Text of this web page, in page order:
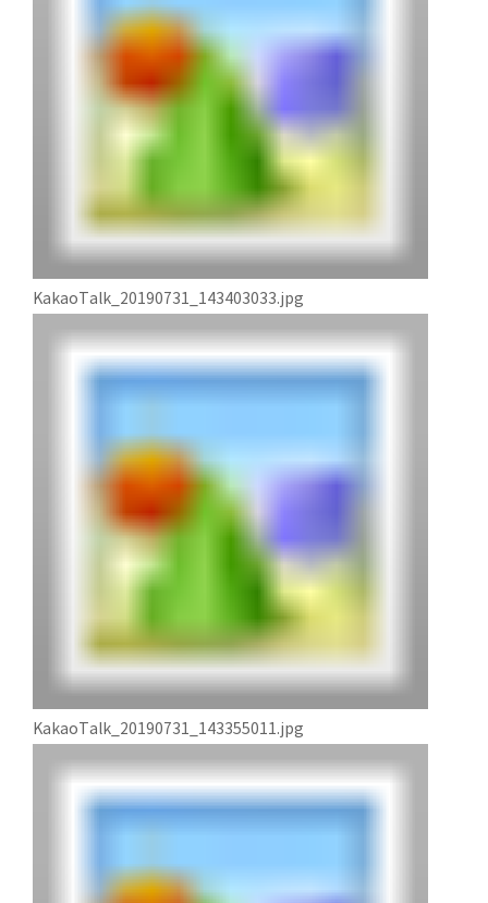
KakaoTalk_20190731_143403033.jpg
KakaoTalk_20190731_143355011.jpg